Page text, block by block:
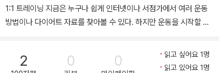
1:1 트레이닝 지금은 누구나 쉽게 인터넷이나 서점가에서 여러 운동
방법이나 다이어트 자료를 찾아볼 수 있다. 하지만 운동을 시작할 때
동인지, 어떻게 진행해야 하는지에 대한 어려움이 많다. 이 책은 전국
의 운동 초보자들을 위해서 집필했다. 유행을 타는 운동이 아닌 정통
2 0 0
읽고 싶어요 1명
읽고 있어요 1명